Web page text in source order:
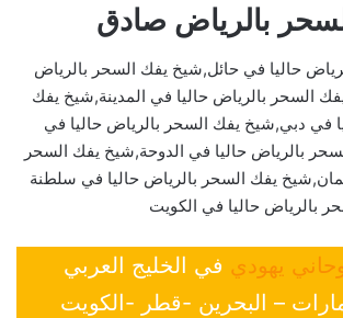
بالرياض صادق
حاليا في حائل,شيخ يفك السحر بالرياض
السحر بالرياض حاليا في المدينة,شيخ يفك
في دبي,شيخ يفك السحر بالرياض حاليا في
بالرياض حاليا في الدوحة,شيخ يفك السحر
يفك السحر بالرياض حاليا في سلطنة
بالرياض حاليا في الكويت
يهودي في الخليج العربي
– البحرين -قطر -الكويت